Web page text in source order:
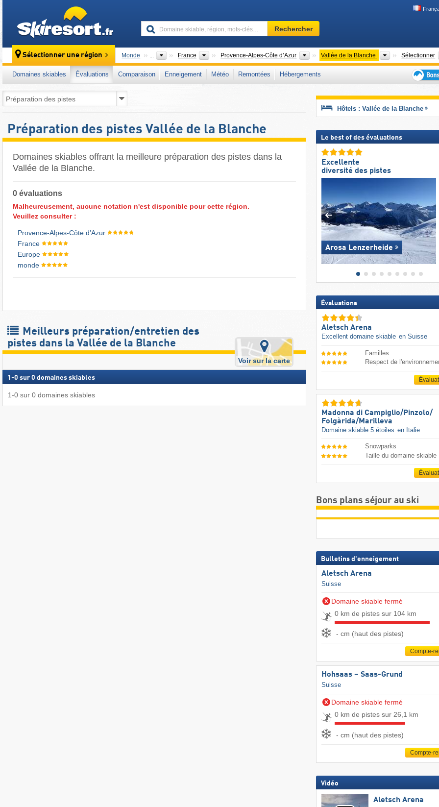
Domaine
skiable,
mots-
clés…
Rechercher
Sélectionner une région Monde ... France PaysProvence-Alpes-Côte d’Azur Anciennes régions
Vallée de la Blanche ValléesSélectionner
Domaines skiables Évaluations Comparaison Enneigement Météo Remontées
Hébergements
plans
séjour
Préparation des pistes Vallée de la Blanche
Domaines skiables offrant la meilleure préparation des pistes dans la
Vallée de la Blanche.
0 évaluations
Malheureusement, aucune notation n'est disponible pour cette région.
Veuillez consulter :
Provence-Alpes-Côte d’Azur
France
Europe
monde
Meilleurs préparation/entretien des
pistes dans la Vallée de la Blanche
Voir sur la carte
1 -0 sur0 domaines skiables
1-0 sur 0 domaines skiables
Hôtels : Vallée de la Blanche
Le best of des évaluations
Excellente
diversité des pistes
Arosa Lenzerheide
Évaluations
Aletsch Arena
Excellent domaine skiable en Suisse
Familles
Respect de
Madonna di Campiglio/​Pinzolo/​
Folgàrida/​Marilleva
Domaine skiable 5 étoiles en Italie
Snowparks
Taille du domaine skiable
Bons plans séjour au ski
Bulletins d'enneigement
Aletsch Arena
Suisse
Domaine skiable fermé
0 km de pistes sur 104 km
- cm (haut des pistes)
Compte-
Hohsaas – Saas-Grund
Suisse
Domaine skiable fermé
0 km de pistes sur 26,1 km
- cm (haut des pistes)
Compte-
Vidéo
Aletsch Arena